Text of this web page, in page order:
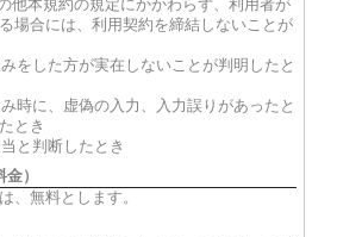
他本規約の規定にかかわらず、利用者が
場合には、利用契約を締結しないことが
をした方が実在しないことが判明したと
時に、虚偽の入力、入力誤りがあったと
とき
と判断したとき
）
、無料とします。